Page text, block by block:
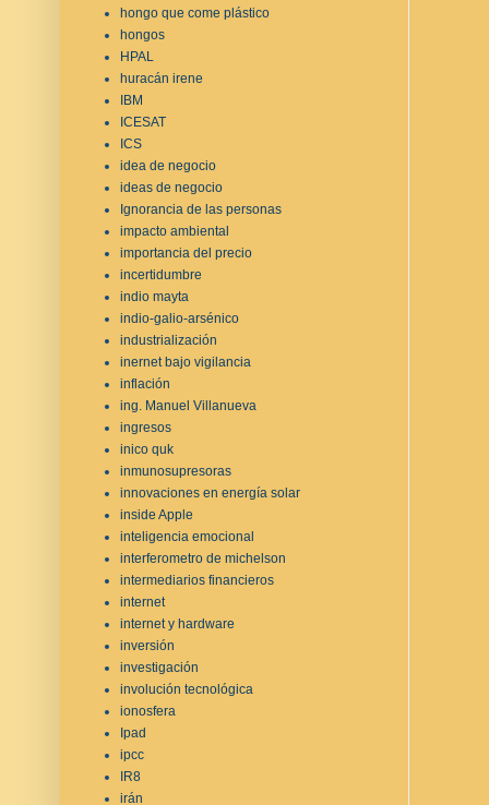
hongo que come plástico
hongos
HPAL
huracán irene
IBM
ICESAT
ICS
idea de negocio
ideas de negocio
Ignorancia de las personas
impacto ambiental
importancia del precio
incertidumbre
indio mayta
indio-galio-arsénico
industrialización
inernet bajo vigilancia
inflación
ing. Manuel Villanueva
ingresos
inico quk
inmunosupresoras
innovaciones en energía solar
inside Apple
inteligencia emocional
interferometro de michelson
intermediarios financieros
internet
internet y hardware
inversión
investigación
involución tecnológica
ionosfera
Ipad
ipcc
IR8
irán